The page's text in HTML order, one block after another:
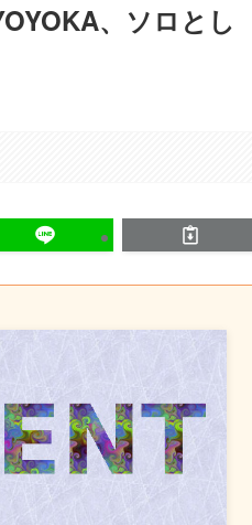
、ソロとし